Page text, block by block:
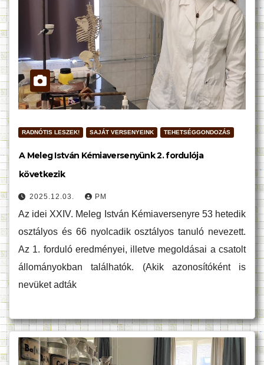
RADNÓTIS LESZEK! SAJÁT VERSENYEINK TEHETSÉGGONDOZÁS
A Meleg István Kémiaversenyünk 2. fordulója
következik
2025.12.03. PM
Az idei XXIV. Meleg István Kémiaversenyre 53 hetedik
osztályos és 66 nyolcadik osztályos tanuló nevezett.
Az 1. forduló eredményei, illetve megoldásai a csatolt
állományokban találhatók. (Akik azonosítóként is
nevüket adták